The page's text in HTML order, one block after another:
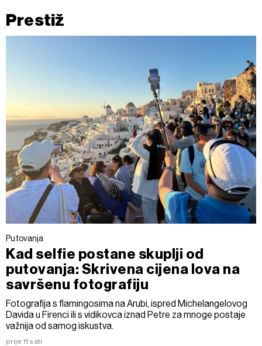
Prestiž
Putovanja
Kad selfie postane skuplji od
putovanja: Skrivena cijena lova na
savršenu fotografiju
Fotografija s flamingosima na Arubi, ispred Michelangelovog
Davida u Firenci ili s vidikovca iznad Petre za mnoge postaje
važnija od samog iskustva.
prije 11 sati